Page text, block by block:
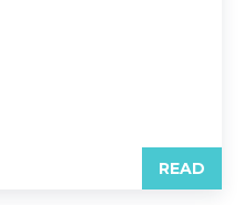
READ